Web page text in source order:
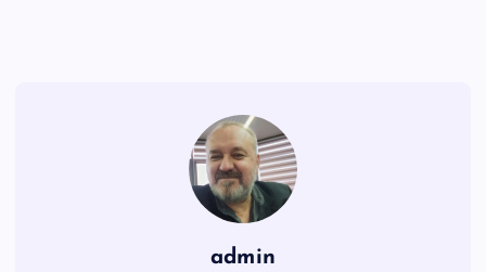
admin